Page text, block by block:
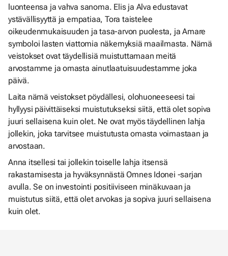
luonteensa ja vahva sanoma. Elis ja Alva edustavat
ystävällisyyttä ja empatiaa, Tora taistelee
oikeudenmukaisuuden ja tasa-arvon puolesta, ja Amare
symboloi lasten viattomia näkemyksiä maailmasta. Nämä
veistokset ovat täydellisiä muistuttamaan meitä
arvostamme ja omasta ainutlaatuisuudestamme joka
päivä.
Laita nämä veistokset pöydällesi, olohuoneeseesi tai
hyllyysi päivittäiseksi muistutukseksi siitä, että olet sopiva
juuri sellaisena kuin olet. Ne ovat myös täydellinen lahja
jollekin, joka tarvitsee muistutusta omasta voimastaan ja
arvostaan.
Anna itsellesi tai jollekin toiselle lahja itsensä
rakastamisesta ja hyväksynnästä Omnes Idonei -sarjan
avulla. Se on investointi positiiviseen minäkuvaan ja
muistutus siitä, että olet arvokas ja sopiva juuri sellaisena
kuin olet.